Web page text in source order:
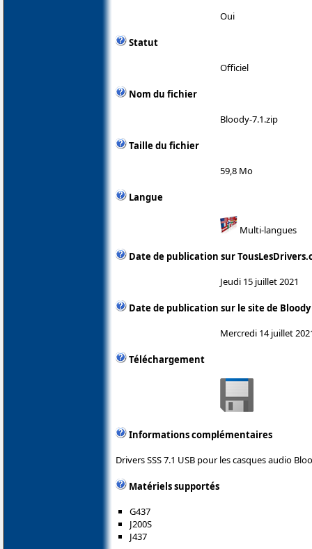
Oui
Statut
Officiel
Nom du fichier
Bloody-7.1.zip
Taille du fichier
59,8 Mo
Langue
Multi-langues
Date de publication sur
Jeudi 15 juillet 2021
Date de publication sur le site de Bloody
Mercredi 14 juillet
Téléchargement
Informations complémentaires
Drivers SSS 7.1 USB pour les casques audio
Matériels supportés
G437
J200S
J437